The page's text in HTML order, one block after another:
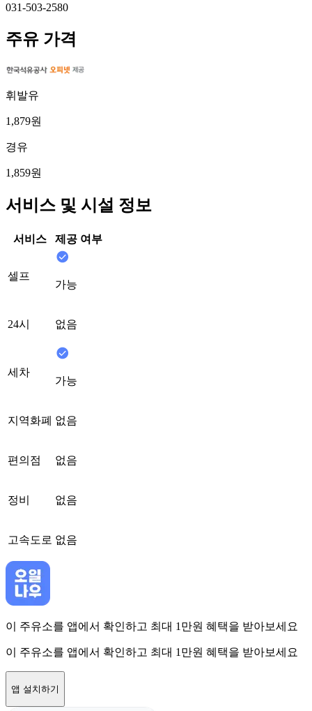
031-503-2580
주유 가격
휘발유
1,879원
경유
1,859원
서비스 및 시설 정보
서비스 제공 여부
셀프
가능
24시 없음
세차
가능
지역화폐 없음
편의점 없음
정비 없음
고속도로 없음
이 주유소를 앱에서 확인하고 최대 1만원 혜택을 받아보세요
이 주유소를 앱에서 확인하고 최대 1만원 혜택을 받아보세요
앱 설치하기